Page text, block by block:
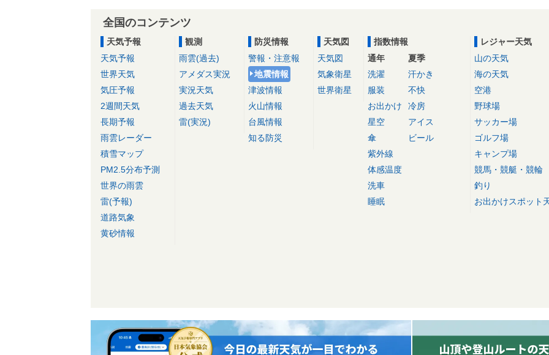
全国のコンテンツ
天気予報
天気予報
世界天気
気圧予報
2週間天気
長期予報
雨雲レーダー
積雪マップ
PM2.5分布予測
世界の雨雲
雷(予報)
道路気象
黄砂情報
観測
雨雲(過去)
アメダス実況
実況天気
過去天気
雷(実況)
防災情報
警報・注意報
地震情報
津波情報
火山情報
台風情報
知る防災
天気図
天気図
気象衛星
世界衛星
指数情報
通年
洗濯
服装
お出かけ
星空
傘
紫外線
体感温度
洗車
睡眠
夏季
汗かき
不快
冷房
アイス
ビール
レジャー天気
山の天気
海の天気
空港
野球場
サッカー場
ゴルフ場
キャンプ場
競馬・競艇・競輪
釣り
お出かけスポット